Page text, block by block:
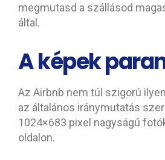
megmutasd a szállásod
által.
A képek
Az Airbnb nem túl szigorú
az általános iránymutatás
1024×683 pixel nagyságú
oldalon.